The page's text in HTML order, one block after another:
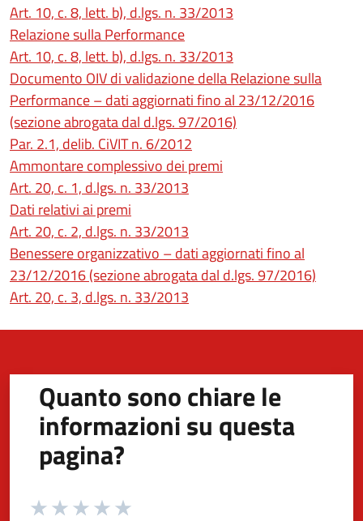
Art. 10, c. 8, lett. b), d.lgs. n. 33/2013
Relazione sulla Performance
Art. 10, c. 8, lett. b), d.lgs. n. 33/2013
Documento OIV di validazione della Relazione sulla
Performance – dati aggiornati fino al 23/12/2016
(sezione abrogata dal d.lgs. 97/2016)
Par. 2.1, delib. CiVIT n. 6/2012
Ammontare complessivo dei premi
Art. 20, c. 1, d.lgs. n. 33/2013
Dati relativi ai premi
Art. 20, c. 2, d.lgs. n. 33/2013
Benessere organizzativo – dati aggiornati fino al
23/12/2016 (sezione abrogata dal d.lgs. 97/2016)
Art. 20, c. 3, d.lgs. n. 33/2013
Quanto sono chiare le
informazioni su questa
pagina?
Valuta da 1 a 5 stelle la pagina